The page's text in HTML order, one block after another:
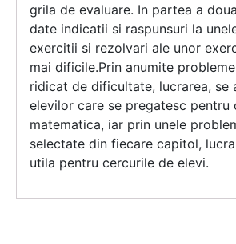
grila de evaluare. In partea a
date indicatii si raspunsuri la
exercitii si rezolvari ale unor
mai dificile.Prin anumite
ridicat de dificultate, lucrarea, se
elevilor care se pregatesc pentru
matematica, iar prin unele
selectate din fiecare capitol,
utila pentru cercurile de elevi.